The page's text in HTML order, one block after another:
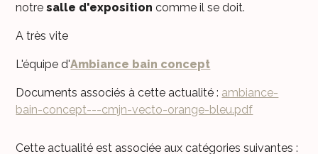
notre salle d'exposition comme il se doit.
A très vite
L'équipe d'Ambiance bain concept
Documents associés à cette actualité : ambiance-
bain-concept---cmjn-vecto-orange-bleu.pdf
Cette actualité est associée aux catégories suivantes :